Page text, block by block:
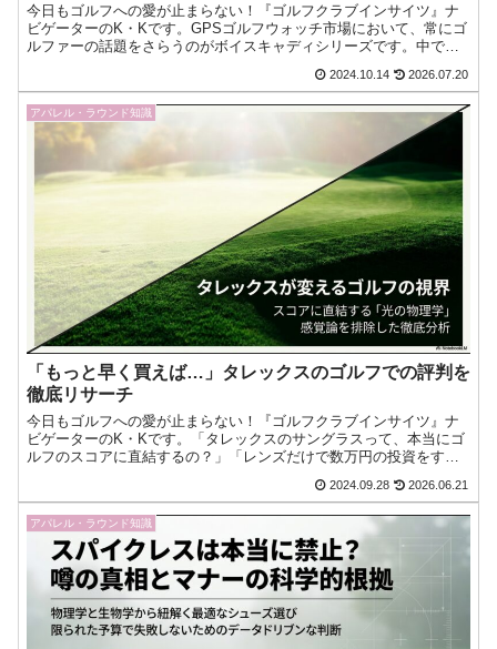
今日もゴルフへの愛が止まらない！『ゴルフクラブインサイツ』ナ
ビゲーターのK・Kです。GPSゴルフウォッチ市場において、常にゴ
ルファーの話題をさらうのがボイスキャディシリーズです。中で
もゴルフへの愛が止まらない！『ゴルフクラブインサイツ』ナビゲ
2024.10.14 2026.07.20
アパレル・ラウンド知識
「もっと早く買えば…」タレックスのゴルフでの評判を
徹底リサーチ
今日もゴルフへの愛が止まらない！『ゴルフクラブインサイツ』ナ
ビゲーターのK・Kです。「タレックスのサングラスって、本当にゴ
ルフのスコアに直結するの？」「レンズだけで数万円の投資をする
日もゴルフへの愛が止まらない！『ゴルフクラブインサイツ』ナビ
2024.09.28 2026.06.21
アパレル・ラウンド知識